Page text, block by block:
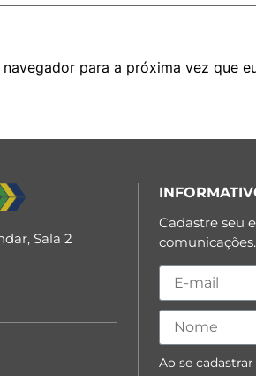
para a próxima vez que
Sala 2
Cadastre seu
comunicações.
Ao se